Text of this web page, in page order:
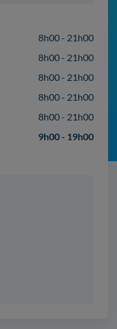
8h00 - 21h00
8h00 - 21h00
8h00 - 21h00
8h00 - 21h00
8h00 - 21h00
9h00 - 19h00